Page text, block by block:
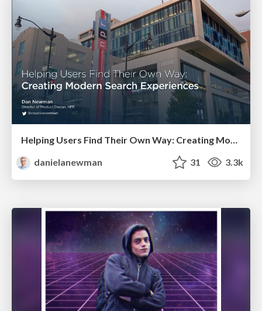
Helping Users Find Their Own Way: Creating Modern Search Experiences
danielanewman
31 3.3k